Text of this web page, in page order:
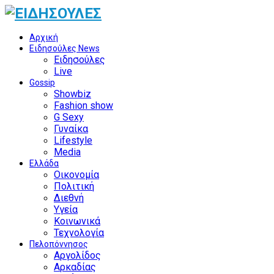
Αρχική
Ειδησούλες News
Ειδησούλες
Live
Gossip
Showbiz
Fashion show
G Sexy
Γυναίκα
Lifestyle
Media
Ελλάδα
Οικονομία
Πολιτική
Διεθνή
Υγεία
Κοινωνικά
Τεχνολογία
Πελοπόννησος
Αργολίδος
Αρκαδίας